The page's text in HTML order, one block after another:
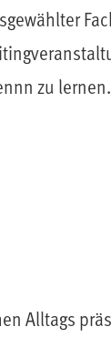
zu lernen.
Alltags